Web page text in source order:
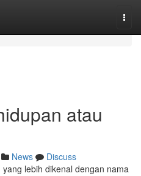
atau
News
Discuss
lebih dikenal dengan nama